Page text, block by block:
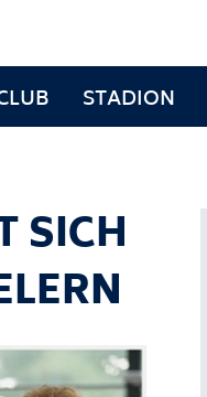
STADION
SICH